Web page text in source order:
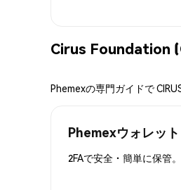
Cirus Foundation
Phemexの専門ガイドで
Phemexウォレット
2FAで安全・簡単に保管。